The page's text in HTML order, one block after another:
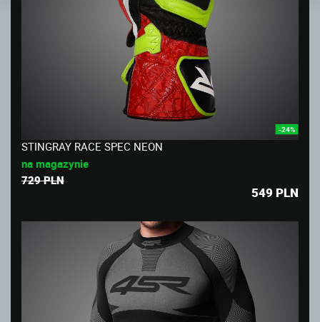
-24%
STINGRAY RACE SPEC NEON
na magazynie
729 PLN
549 PLN